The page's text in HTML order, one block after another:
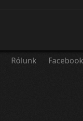
Rólunk Facebook